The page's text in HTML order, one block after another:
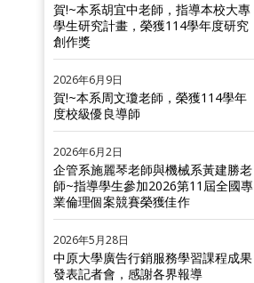
賀!~本系胡宜中老師，指導本校大專
學生研究計畫，榮獲114學年度研究
創作獎
2026年6月9日
賀!~本系周文瓊老師，榮獲114學年
度校級優良導師
2026年6月2日
企管系施麗琴老師與機械系黃建勝老
師~指導學生參加2026第11屆全國專
業倫理個案競賽榮獲佳作
2026年5月28日
中原大學廣告行銷服務學習課程成果
發表記者會，感謝各界報導